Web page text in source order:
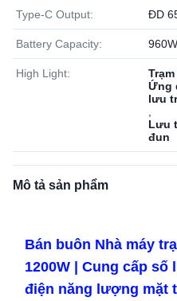
Type-C Output: ĐD
Battery Capacity:
High Light:
Ứng
lưu
Lưu
đun
Mô tả sản phẩm
Bán buôn Nhà máy
1200W | Cung cấp
điện năng lượng mặt